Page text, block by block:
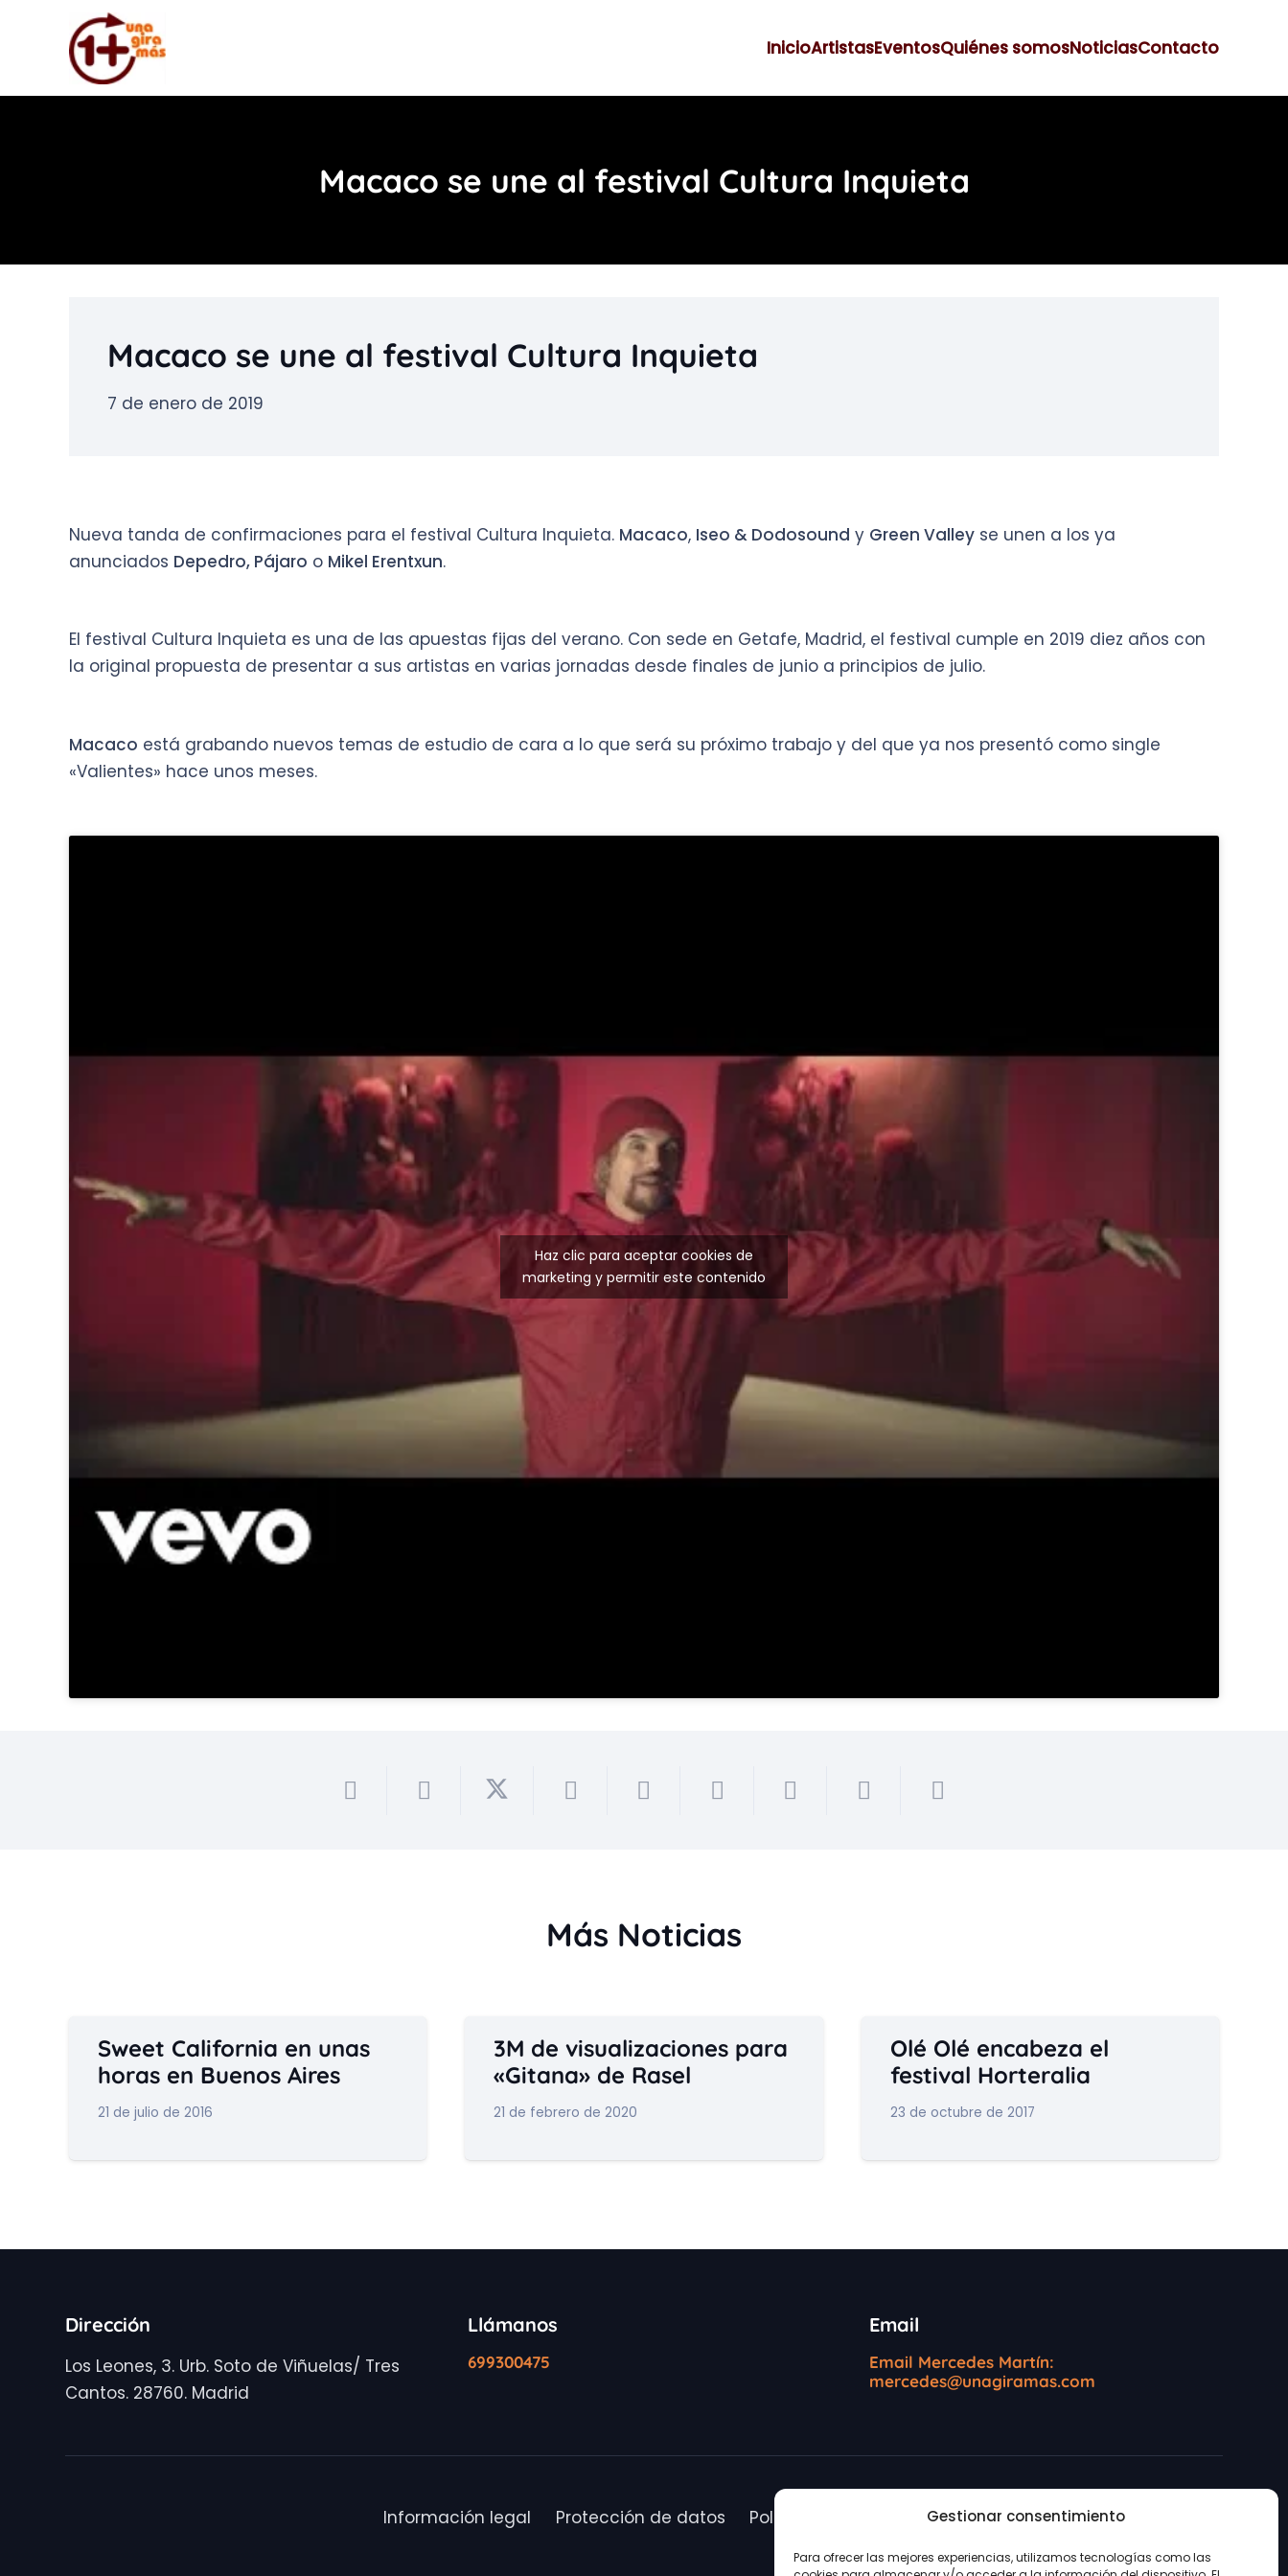
Gestionar consentimiento
Para ofrecer las mejores experiencias, utilizamos tecnologías como las
InicioArtistasEventosQuiénes somosNoticiasContacto
Macaco se une al festival Cultura Inquieta
Macaco se une al festival Cultura Inquieta
7 de enero de 2019
Nueva tanda de confirmaciones para el festival Cultura Inquieta. Macaco, Iseo & Dodosound y Green Valley se unen a los ya
anunciados Depedro, Pájaro o Mikel Erentxun.
El festival Cultura Inquieta es una de las apuestas fijas del verano. Con sede en Getafe, Madrid, el festival cumple en 2019 diez años con
la original propuesta de presentar a sus artistas en varias jornadas desde finales de junio a principios de julio.
Macaco está grabando nuevos temas de estudio de cara a lo que será su próximo trabajo y del que ya nos presentó como single
«Valientes» hace unos meses.
Haz clic para aceptar cookies de
marketing y permitir este contenido
Más Noticias
Sweet California en unas
horas en Buenos Aires
21 de julio de 2016
3M de visualizaciones para
«Gitana» de Rasel
21 de febrero de 2020
Olé Olé encabeza el
festival Horteralia
23 de octubre de 2017
Dirección
Los Leones, 3. Urb. Soto de Viñuelas/ Tres
Cantos. 28760. Madrid
Llámanos
699300475
Email
Email Mercedes Martín:
mercedes@unagiramas.com
Información legal Protección de datos Política de cookies